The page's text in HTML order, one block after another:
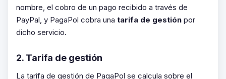
nombre, el cobro de un pago recibido a través de
PayPal, y PagaPol cobra una tarifa de gestión por
dicho servicio.
2. Tarifa de gestión
La tarifa de gestión de PagaPol se calcula sobre el